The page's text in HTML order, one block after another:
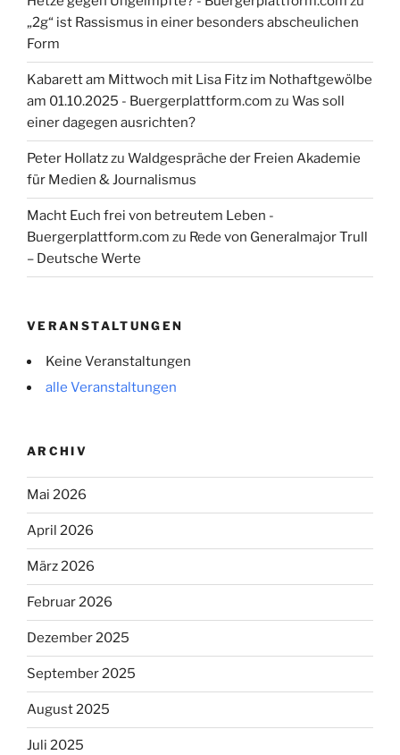
„2g“ ist Rassismus in einer besonders abscheulichen
Form
Kabarett am Mittwoch mit Lisa Fitz im Nothaftgewölbe
am 01.10.2025 - Buergerplattform.com zu Was soll
einer dagegen ausrichten?
Peter Hollatzzu Waldgespräche der Freien Akademie
für Medien & Journalismus
Macht Euch frei von betreutem Leben -
Buergerplattform.com zu Rede von Generalmajor Trull
– Deutsche Werte
VERANSTALTUNGEN
Keine Veranstaltungen
alle Veranstaltungen
ARCHIV
Mai 2026
April 2026
März 2026
Februar 2026
Dezember 2025
September 2025
August 2025
Juli 2025